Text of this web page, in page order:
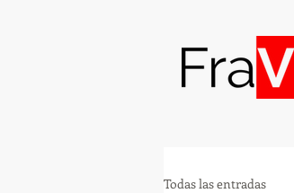
Todas las entradas